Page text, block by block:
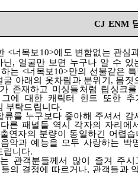
CJ ENM
<너목보 10>에도 변함없는 관심
, 얼굴만 보면 누구나 알 수 있
하는<너목보10>만의 선물같은
굴 아래의 옷차림과 분위기 , 몸짓
존재하고 미싱들처럼 립싱크
에 대한 캐릭터 힌트 또한 추
부탁드립니다.
류를 누구보다 좋아해 주셔서 감
다른 패널들 역시 각자의 자리에
연자의 분량이 동일하긴 어렵습
악과 예능을 모두 사랑하는 박
립니다.
관객분들께서 많이 즐겨 주
의 결정에 따르거나, 관객들과